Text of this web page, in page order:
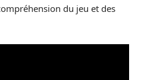
du jeu et des